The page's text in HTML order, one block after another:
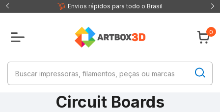
Envios rápidos para todo o Brasil
0
Circuit Boards